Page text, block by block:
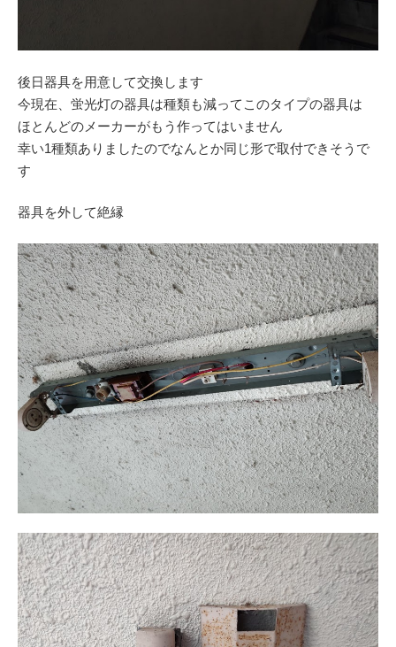
後日器具を用意して交換します
今現在、蛍光灯の器具は種類も減ってこのタイプの器具は
ほとんどのメーカーがもう作ってはいません
幸い1種類ありましたのでなんとか同じ形で取付できそうで
す
器具を外して絶縁